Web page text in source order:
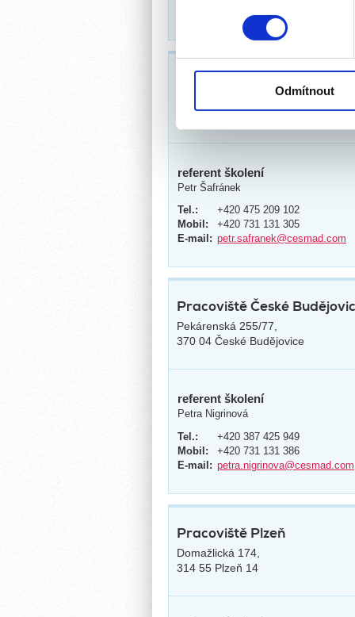
tyto údaje mohouOdmítnout
400 01 Ústí nad Labem
referent školení
Petr Šafránek
Tel.:
+420 475 209 102
Mobil:
+420 731 131 305
E-mail: petr.safranek@cesmad.com
Pracoviště České
Pekárenská 255/77,
370 04 České Budějovice
referent školení
Petra Nigrinová
Tel.:
+420 387 425 949
Mobil:
+420 731 131 386
E-mail: petra.nigrinova@cesmad.com
Pracoviště Plzeň
Domažlická 174,
314 55 Plzeň 14